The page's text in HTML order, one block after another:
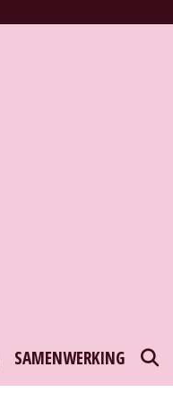
SAMENWERKING